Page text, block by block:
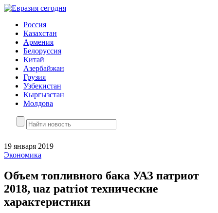
Россия
Казахстан
Армения
Белоруссия
Китай
Азербайжан
Грузия
Узбекистан
Кыргызстан
Молдова
19 января 2019
Экономика
Объем топливного бака УАЗ патриот
2018, uaz patriot технические
характеристики